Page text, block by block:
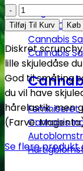
Billige
Top 10
Cannabis
Cannabis
Feminiseret
Cannabis
OZO
|
Skjulekasse
–
Scrunchy
Magenta
-
Subseed.dk
antal
Tilføj Til Kurv Køb
Diskret
lille skjuledåse
God til småting
du vil have
hårelastik, men
(Farve:
Se flere produkt